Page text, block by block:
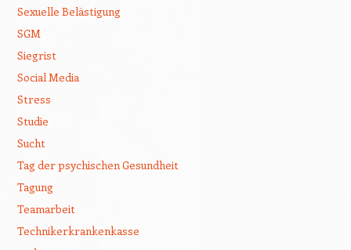
Sexuelle Belästigung
SGM
Siegrist
Social Media
Stress
Studie
Sucht
Tag der psychischen Gesundheit
Tagung
Teamarbeit
Technikerkrankenkasse